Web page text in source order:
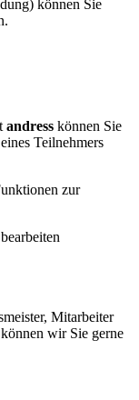
können Sie
andress können Sie
Teilnehmers
zur
Mitarbeiter
wir Sie gerne